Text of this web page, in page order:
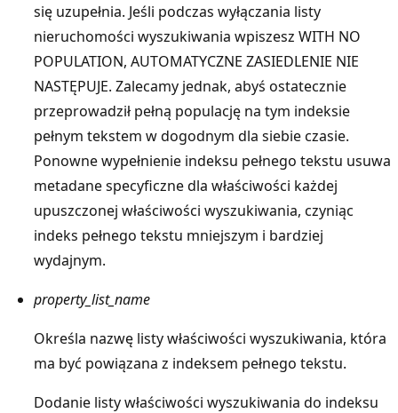
się uzupełnia. Jeśli podczas wyłączania listy
nieruchomości wyszukiwania wpiszesz WITH NO
POPULATION, AUTOMATYCZNE ZASIEDLENIE NIE
NASTĘPUJE. Zalecamy jednak, abyś ostatecznie
przeprowadził pełną populację na tym indeksie
pełnym tekstem w dogodnym dla siebie czasie.
Ponowne wypełnienie indeksu pełnego tekstu usuwa
metadane specyficzne dla właściwości każdej
upuszczonej właściwości wyszukiwania, czyniąc
indeks pełnego tekstu mniejszym i bardziej
wydajnym.
property_list_name
Określa nazwę listy właściwości wyszukiwania, która
ma być powiązana z indeksem pełnego tekstu.
Dodanie listy właściwości wyszukiwania do indeksu